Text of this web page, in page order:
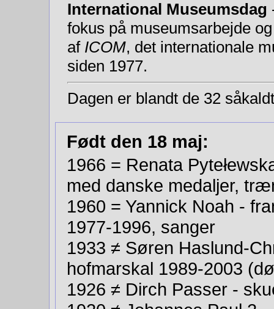
International Museumsdag
fokus på museumsarbejde
af ICOM, det internationale
siden 1977.
Dagen er blandt de 32
Født den 18 maj:
1966 = Renata
med danske medaljer,
1960 = Yannick Noah -
1977-1996, sanger
1933 ≠ Søren Haslund-
hofmarskal 1989-2003
1926 ≠ Dirch Passer -